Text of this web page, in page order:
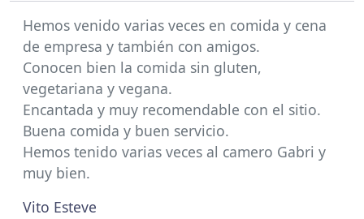
Hemos venido varias veces en comida y cena
de empresa y también con amigos.
Conocen bien la comida sin gluten,
vegetariana y vegana.
Encantada y muy recomendable con el sitio.
Buena comida y buen servicio.
Hemos tenido varias veces al camero Gabri y
muy bien.
Vito Esteve